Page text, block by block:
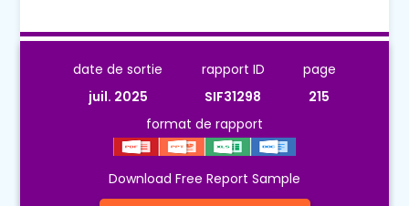
date de sortie
juil. 2025
rapport ID
SIF31298
page
215
format de rapport
Download Free Report Sample